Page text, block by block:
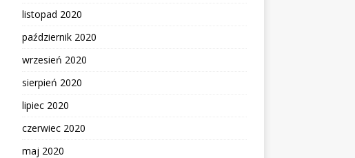
listopad 2020
październik 2020
wrzesień 2020
sierpień 2020
lipiec 2020
czerwiec 2020
maj 2020